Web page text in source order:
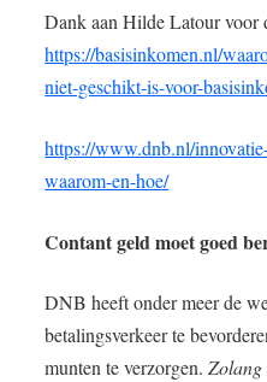
Dank aan Hilde Latour voor
https://basisinkomen.nl/
niet-geschikt-is-voor-
https://www.dnb.nl/
waarom-en-hoe/
Contant geld moet goed
DNB heeft onder meer de
betalingsverkeer te
munten te verzorgen.Zolang